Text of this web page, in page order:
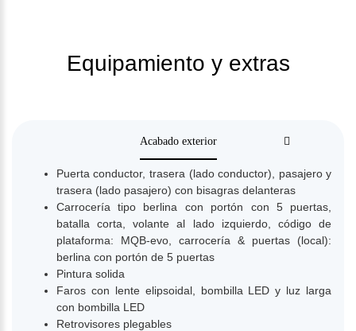
Equipamiento y extras
Acabado exterior
Puerta conductor, trasera (lado conductor), pasajero y
trasera (lado pasajero) con bisagras delanteras
Carrocería tipo berlina con portón con 5 puertas,
batalla corta, volante al lado izquierdo, código de
plataforma: MQB-evo, carrocería & puertas (local):
berlina con portón de 5 puertas
Pintura solida
Faros con lente elipsoidal, bombilla LED y luz larga
con bombilla LED
Retrovisores plegables